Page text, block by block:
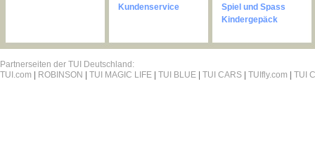
Kundenservice
Spiel und Spass
Kindergepäck
Partnerseiten der TUI Deutschland:
TUI.com
ROBINSON TUI MAGIC LIFE TUI BLUE TUI CARS TUIfly.com TUI